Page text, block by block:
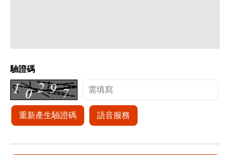
驗證碼
重新產生驗證碼 語音服務